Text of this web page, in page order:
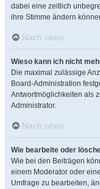
dabei eine zeitlich
ihre Stimme ändern
Nach oben
Wieso kann ich nicht
Die maximal zulässige
Board-Administration
Antwortmöglichkeiten als
Administrator.
Nach oben
Wie bearbeite oder
Wie bei den Beiträgen
einem Moderator oder
Umfrage zu bearbeiten,